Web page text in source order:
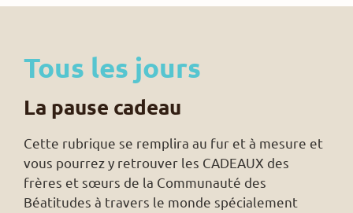
Tous les jours
La pause cadeau
Cette rubrique se remplira au fur et à mesure et
vous pourrez y retrouver les CADEAUX des
frères et sœurs de la Communauté des
Béatitudes à travers le monde spécialement